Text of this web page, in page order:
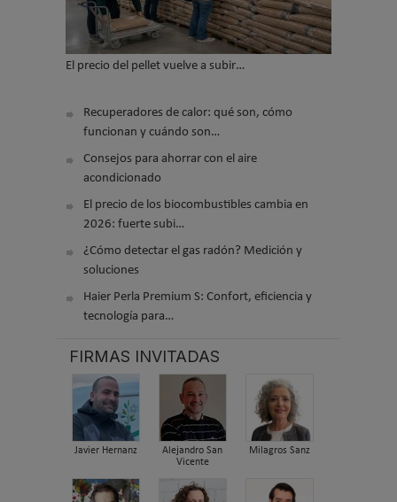
El precio del pellet vuelve a subir…
Recuperadores de calor: qué son, cómo
funcionan y cuándo son…
Consejos para ahorrar con el aire
acondicionado
El precio de los biocombustibles cambia en
2026: fuerte subi…
¿Cómo detectar el gas radón? Medición y
soluciones
Haier Perla Premium S: Confort, eficiencia y
tecnología para…
FIRMAS INVITADAS
Javier Hernanz
Alejandro San
Vicente
Milagros Sanz